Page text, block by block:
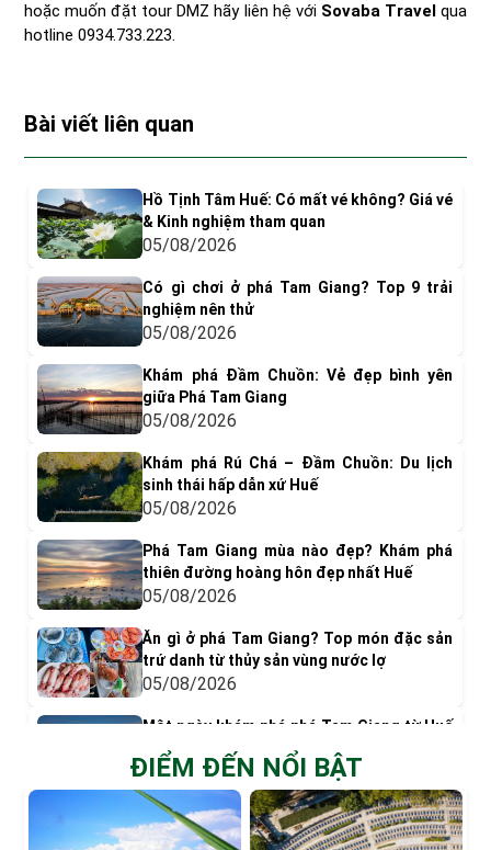
hoặc muốn đặt tour DMZ hãy liên hệ với Sovaba Travel qua
hotline 0934.733.223.
Bài viết liên quan
Hồ Tịnh Tâm Huế: Có mất vé không? Giá vé
& Kinh nghiệm tham quan
05/08/2026
Có gì chơi ở phá Tam Giang? Top 9 trải
nghiệm nên thử
05/08/2026
Khám phá Đầm Chuồn: Vẻ đẹp bình yên
giữa Phá Tam Giang
05/08/2026
Khám phá Rú Chá – Đầm Chuồn: Du lịch
sinh thái hấp dẫn xứ Huế
05/08/2026
Phá Tam Giang mùa nào đẹp? Khám phá
thiên đường hoàng hôn đẹp nhất Huế
05/08/2026
Ăn gì ở phá Tam Giang? Top món đặc sản
trứ danh từ thủy sản vùng nước lợ
05/08/2026
Một ngày khám phá phá Tam Giang từ Huế
– Lịch trình chi tiết & gợi ý hấp dẫn
05/08/2026
Lịch sử hình thành chợ Đông Ba và dấu ấn
hơn 100 năm của khu chợ cổ xứ kinh kỳ
ĐIỂM ĐẾN NỔI BẬT